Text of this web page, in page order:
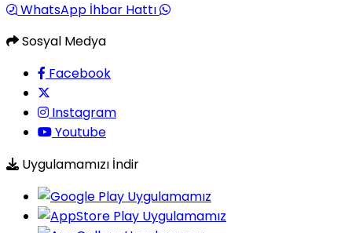
WhatsApp İhbar Hattı
Sosyal Medya
Facebook
Instagram
Youtube
Uygulamamızı İndir